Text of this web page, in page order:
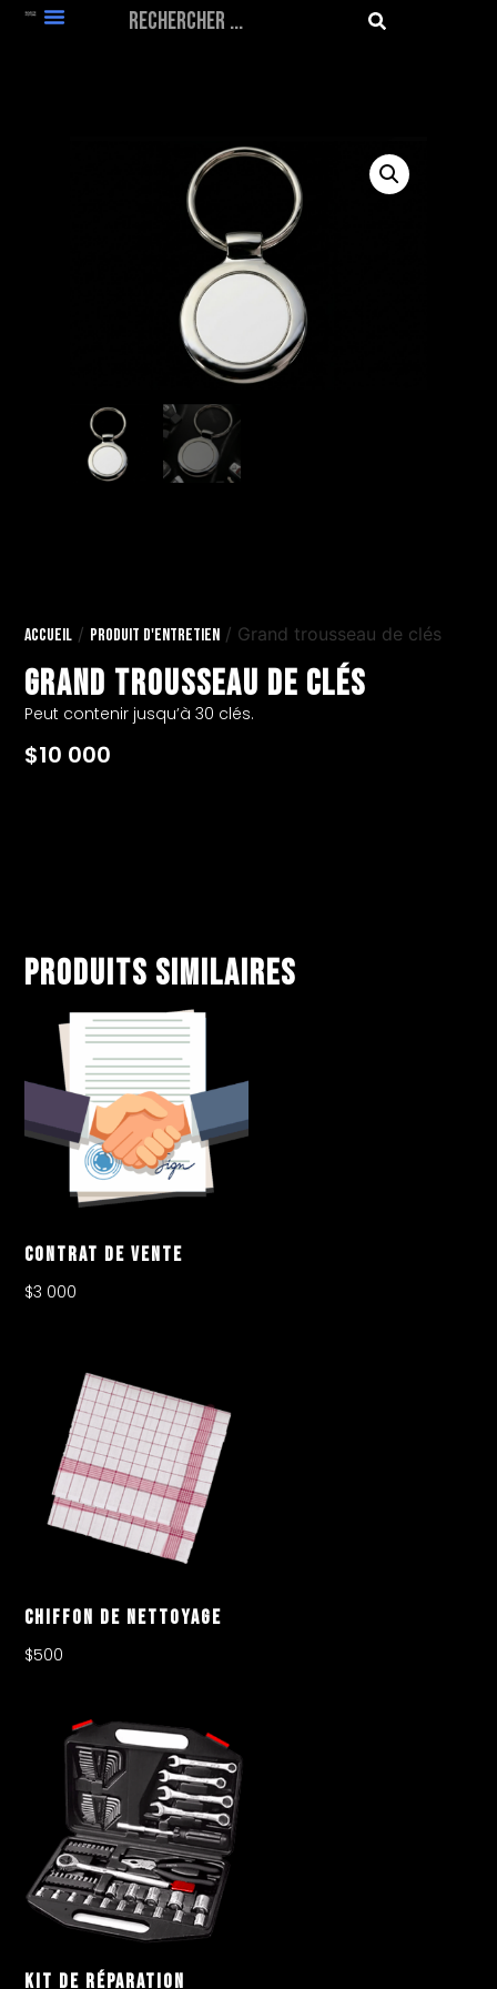
Accueil / Produit d'entretien / Grand trousseau de clés
Grand trousseau de clés
Peut contenir jusqu’à 30 clés.
$10 000
Produits similaires
Contrat De Vente
$3 000
Chiffon De Nettoyage
$500
Kit De Réparation